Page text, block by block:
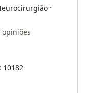
·
opiniões
10182